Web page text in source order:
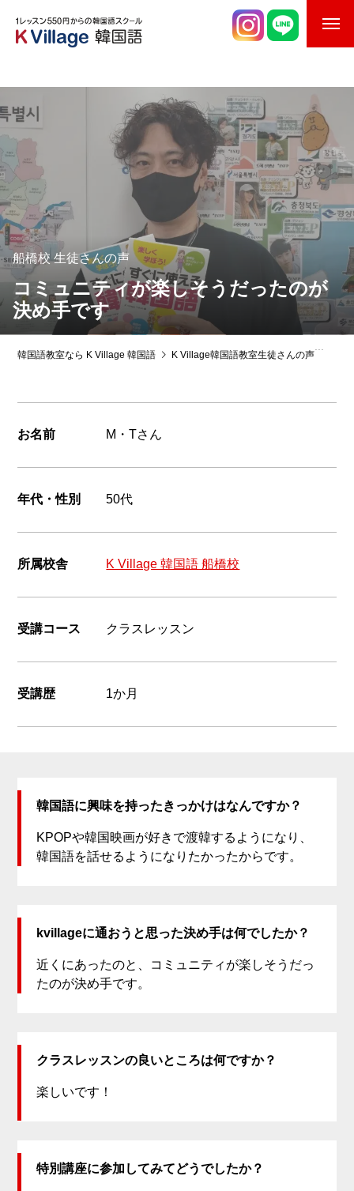
ご入校までの流れ
韓国語講師紹介
スケジュール
K Village韓国留学
韓国語お役立ちコラム
船橋校 生徒さんの声
コミュニティが楽しそうだったのが
決め手です
韓国語教室なら K Village 韓国語 K Village韓国語教室生徒さんの声
お名前 M・Tさん
年代・性別 50代
所属校舎 K Village 韓国語 船橋校
受講コース クラスレッスン
受講歴 1か月
韓国語に興味を持ったきっかけはなんですか？
KPOPや韓国映画が好きで渡韓するようになり、
韓国語を話せるようになりたかったからです。
kvillageに通おうと思った決め手は何でしたか？
近くにあったのと、コミュニティが楽しそうだっ
たのが決め手です。
クラスレッスンの良いところは何ですか？
楽しいです！
特別講座に参加してみてどうでしたか？